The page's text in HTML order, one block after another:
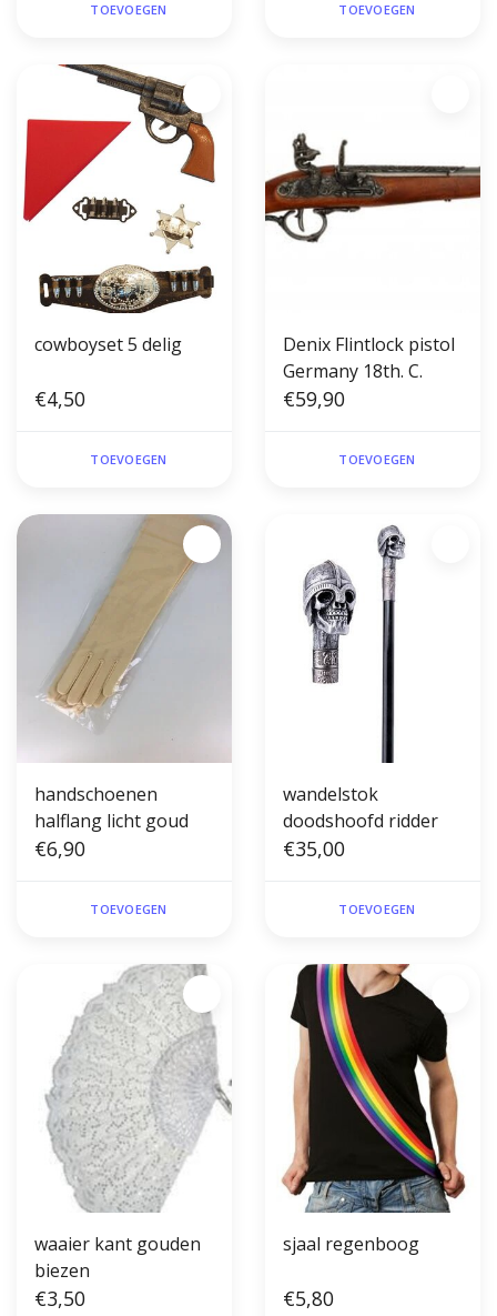
TOEVOEGEN TOEVOEGEN
cowboyset 5 delig
€4,50
TOEVOEGEN
Denix Flintlock pistol
Germany 18th. C.
€59,90
TOEVOEGEN
handschoenen
halflang licht goud
€6,90
TOEVOEGEN
wandelstok
doodshoofd ridder
€35,00
TOEVOEGEN
waaier kant gouden
biezen
€3,50
sjaal regenboog
€5,80